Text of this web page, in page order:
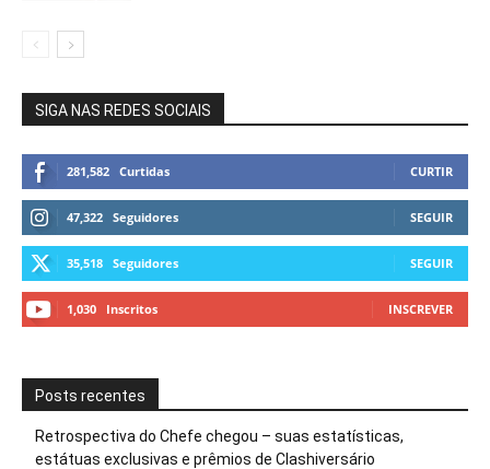
SIGA NAS REDES SOCIAIS
281,582 Curtidas CURTIR
47,322 Seguidores SEGUIR
35,518 Seguidores SEGUIR
1,030 Inscritos INSCREVER
Posts recentes
Retrospectiva do Chefe chegou – suas estatísticas,
estátuas exclusivas e prêmios de Clashiversário